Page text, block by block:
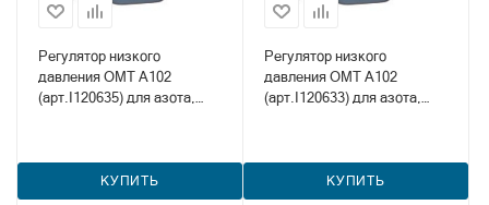
Регулятор низкого
давления OMT А102
(арт.I120635) для азота,
КУПИТЬ
Регулятор низкого
давления OMT А102
(арт.I120633) для азота,
КУПИТЬ